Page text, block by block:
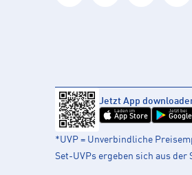
Jetzt App
Laden im
App Store
Jetzt bei
*UVP = Unverbindliche
Set-UVPs ergeben sich aus